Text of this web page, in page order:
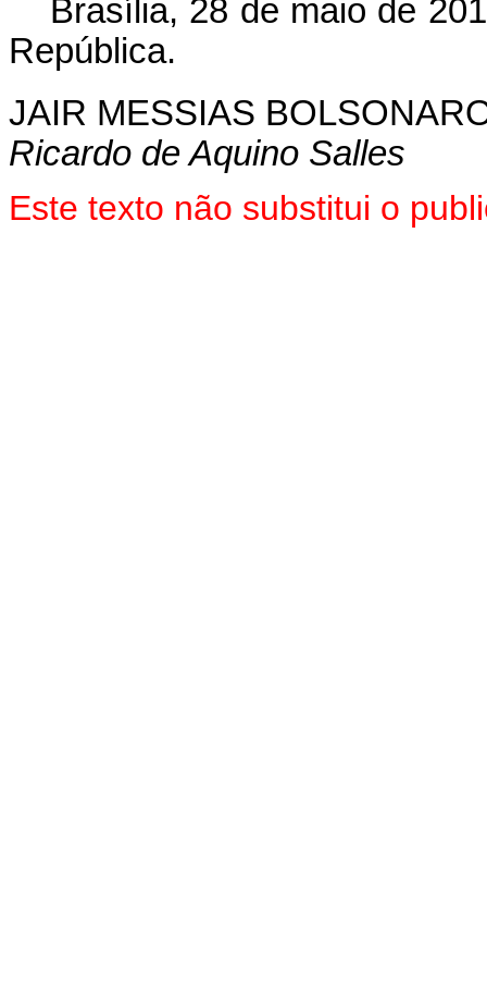
Brasília, 28 de maio de
República.
JAIR MESSIAS
Ricardo de Aquino Salles
Este texto não substitui o